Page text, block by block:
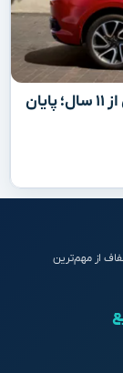
توقف تولید لندروور دیسکاوری اسپرت پس از ۱۱ سال؛ پایان
از مهم‌ترین